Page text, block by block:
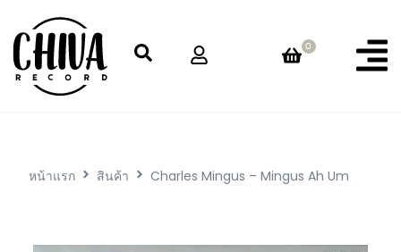
0
หน้าแรก สินค้า Charles Mingus – Mingus Ah Um